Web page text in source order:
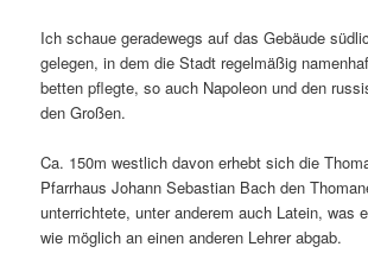
Ich schaue geradewegs auf das Gebäude
gelegen, in dem die Stadt regelmäßig
betten pflegte, so auch Napoleon und den
den Großen.
Ca. 150m westlich davon erhebt sich die
Pfarrhaus Johann Sebastian Bach den
unterrichtete, unter anderem auch Latein, was
wie möglich an einen anderen Lehrer abgab.